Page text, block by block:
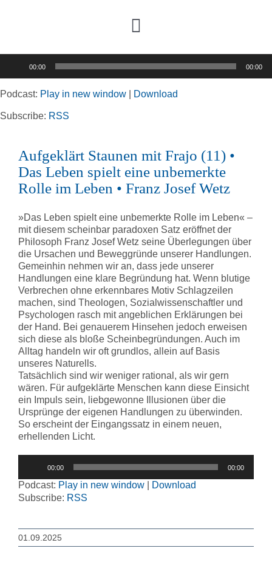
Toggle
Navigation
Rubriken
Kortizes Website
00:00 00:00
Podcast: Play in new window Download
Subscribe: RSS
Aufgeklärt Staunen mit Frajo (11) •
Das Leben spielt eine unbemerkte
Rolle im Leben • Franz Josef Wetz
»Das Leben spielt eine unbemerkte Rolle im Leben« –
mit diesem scheinbar paradoxen Satz eröffnet der
Philosoph Franz Josef Wetz seine Überlegungen über
die Ursachen und Beweggründe unserer Handlungen.
Gemeinhin nehmen wir an, dass jede unserer
Handlungen eine klare Begründung hat. Wenn blutige
Verbrechen ohne erkennbares Motiv Schlagzeilen
machen, sind Theologen, Sozialwissenschaftler und
Psychologen rasch mit angeblichen Erklärungen bei
der Hand. Bei genauerem Hinsehen jedoch erweisen
sich diese als bloße Scheinbegründungen. Auch im
Alltag handeln wir oft grundlos, allein auf Basis
unseres Naturells.
Tatsächlich sind wir weniger rational, als wir gern
wären. Für aufgeklärte Menschen kann diese Einsicht
ein Impuls sein, liebgewonne Illusionen über die
Ursprünge der eigenen Handlungen zu überwinden.
So erscheint der Eingangssatz in einem neuen,
erhellenden Licht.
00:00 00:00
Podcast: Play in new window
Download
Subscribe: RSS
01.09.2025